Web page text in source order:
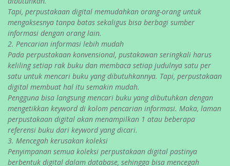
Tapi, perpustakaan digital memudahkan orang-orang untuk
mengaksesnya tanpa batas sekaligus bisa berbagi sumber
informasi dengan orang lain.
2. Pencarian informasi lebih mudah
Pada perpustakaan konvensional, pustakawan seringkali harus
keliling setiap rak buku dan membaca setiap judulnya satu per
satu untuk mencari buku yang dibutuhkannya. Tapi, perpustakaan
digital membuat hal itu semakin mudah.
Pengguna bisa langsung mencari buku yang dibutuhkan dengan
mengetikkan keyword di kolom pencarian informasi. Maka, laman
perpustakaan digital akan menampilkan 1 atau beberapa
referensi buku dari keyword yang dicari.
3. Mencegah kerusakan koleksi
Penyimpanan semua koleksi perpustakaan digital pastinya
berbentuk digital dalam database, sehingga bisa mencegah